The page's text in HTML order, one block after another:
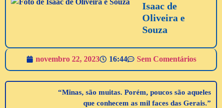
Isaac de
Oliveira e
Souza
novembro 22, 2023 16:44 Sem Comentários
“Minas, são muitas. Porém, poucos são aqueles
que conhecem as mil faces das Gerais.”